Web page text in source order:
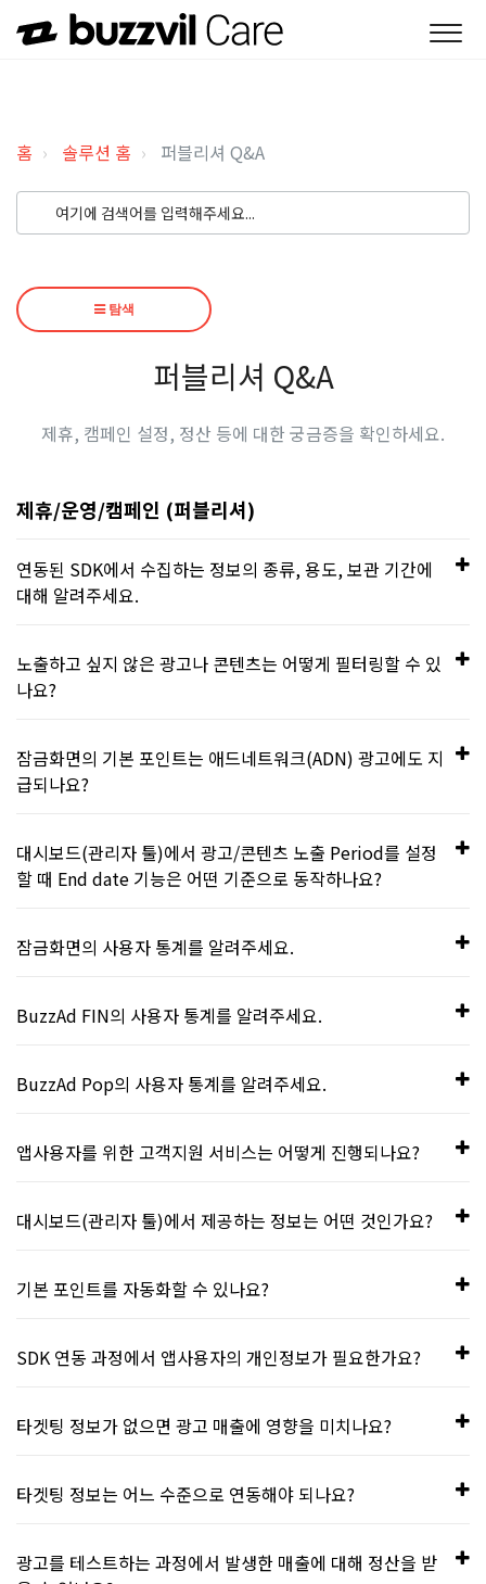
홈 솔루션 홈 퍼블리셔 Q&A
탐색
퍼블리셔 Q&A
제휴, 캠페인 설정, 정산 등에 대한 궁금증을 확인하세요.
제휴/운영/캠페인 (퍼블리셔)
연동된 SDK에서 수집하는 정보의 종류, 용도, 보관 기간에
대해 알려주세요.
버즈빌은 구글 광고아이디(GAID)와 암호화된 안드로이드 디바
이스 정보를 수집하고 있으며, 광고 성과 측정 및 어뷰징 방지에
받고 있습니다. 더 자세한 내용은[SDK 개인정보처리방침]을 참고
하세요.
노출하고 싶지 않은 광고나 콘텐츠는 어떻게 필터링할 수 있
나요?
버즈빌에서 제공하는 대시보드(관리자 툴)에서 직접 제어할 수
있습니다. (Inventory Manager > Blacklist)
잠금화면의 기본 포인트는 애드네트워크(ADN) 광고에도 지
급되나요?
ADN 연동 형태에 따라 다릅니다. SDK 연동 방식을 사용하는
ADN은 할당 로직에서 non_incentive로 취급하여 기본 포인트
대시보드(관리자 툴)에서 광고/콘텐츠 노출 Period를 설정
할 때 End date 기능은 어떤 기준으로 동작하나요?
설정한 값에 도달하거나 초과한 경우 광고/콘텐츠가 노출되지
잠금화면의 사용자 통계를 알려주세요.
2020년 3분기 기준
40대 여성: 20% / 40대 남성: 15%
30대 여성 : 18% / 30대 남성 : 12%
10대 여성: 3% / 10대 남성: 3%
BuzzAd FIN의 사용자 통계를 알려주세요.
2020년 3분기 기준
40대 여성: 19% / 40대 남성: 9%
30대 여성 : 21% / 30대 남성 : 9%
10대 여성: 4% / 10대 남성: 3%
BuzzAd Pop의 사용자 통계를 알려주세요.
2020년 3분기 기준
40대 여성: 19% / 40대 남성: 10%
30대 여성 : 20% / 30대 남성 : 11%
10대 여성: 3% / 10대 남성: 4%
앱사용자를 위한 고객지원 서비스는 어떻게 진행되나요?
효과적인 고객지원 서비스를 제공하기 위해 자동화된 시스템을
대시보드(관리자 툴)에서 제공하는 정보는 어떤 것인가요?
대시보드에서는 DAU, NRU, Revenue, Cost, Impression,
진행할 수 있습니다. 더 자세한 내용은 [대시보드 사용 가이드]
기본 포인트를 자동화할 수 있나요?
기본 포인트는 자동화하는 것을 추천합니다. 잠금화면의 경우
SDK 연동 과정에서 앱사용자의 개인정보가 필요한가요?
버즈스크린 SDK는 앱사용자의 개인정보를 요구하지 않습니다.
타겟팅 정보가 없으면 광고 매출에 영향을 미치나요?
타켓팅된 광고 캠페인을 노출할 수 없어서 그만큼 수익을 얻을
타겟팅 정보는 어느 수준으로 연동해야 되나요?
앱사용자의 성별과 연령 정보는 반드시 연동해야 합니다. 지역
광고를 테스트하는 과정에서 발생한 매출에 대해 정산을 받